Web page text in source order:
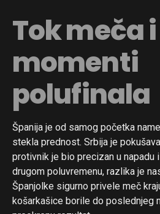
Tok meča
momenti
polufinala
Španija je od samog početka
stekla prednost. Srbija je
protivnik je bio precizan u napadu
drugom poluvremenu, razlika je
Španjolke sigurno privele meč
košarkašice borile do poslednjeg